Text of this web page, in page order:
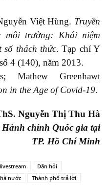
Việt Hùng. Truyền
môi trường: Khái niệm
số thách thức. Tạp chí Y
4 (140), năm 2013.
Greenhawt
in the Age of Covid-19.
Nguyễn Thị Thu Hà
Hành chính Quốc gia tại
TP. Hồ Chí Minh
Dân hỏi
nước
Thành phố trả lời